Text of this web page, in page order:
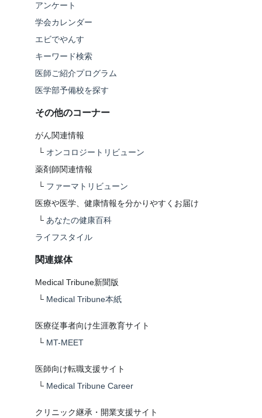
アンケート
学会カレンダー
エビでやんす
キーワード検索
医師ご紹介プログラム
医学部予備校を探す
その他のコーナー
がん関連情報
└ オンコロジートリビューン
薬剤師関連情報
└ ファーマトリビューン
医療や医学、健康情報を分かりやすくお届け
└ あなたの健康百科
ライフスタイル
関連媒体
Medical Tribune新聞版
└ Medical Tribune本紙
医療従事者向け生涯教育サイト
└ MT-MEET
医師向け転職支援サイト
└ Medical Tribune Career
クリニック継承・開業支援サイト